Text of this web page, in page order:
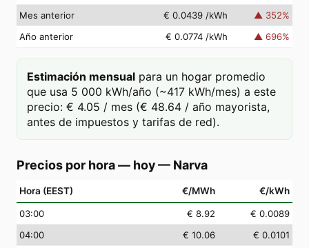
Mes anterior
€ 0.0439 /kWh ▲ 352%
Año anterior
€ 0.0774 /kWh ▲ 696%
Estimación mensual para un hogar promedio
que usa 5 000 kWh/año (~417 kWh/mes) a este
precio: € 4.05 / mes (€ 48.64 / año mayorista,
antes de impuestos y tarifas de red).
Precios por hora — hoy— Narva
Hora (EEST) €/MWh €/kWh
03:00 € 8.92
€ 0.0089
04:00 € 10.06
€ 0.0101